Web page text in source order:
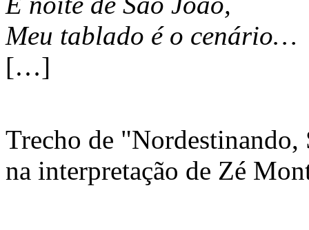
Meu tablado é o cenário…
[…]
Trecho de "Nordestinando,
na interpretação de Zé